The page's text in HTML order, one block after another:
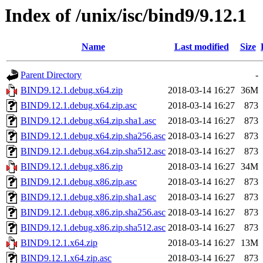
Index of /unix/isc/bind9/9.12.1
Name Last modified Size
Parent Directory
-
BIND9.12.1.debug.x64.zip
2018-03-14 16:27 36M
BIND9.12.1.debug.x64.zip.asc
2018-03-14 16:27
873
BIND9.12.1.debug.x64.zip.sha1.asc
2018-03-14 16:27
873
BIND9.12.1.debug.x64.zip.sha256.asc 2018-03-14 16:27
873
BIND9.12.1.debug.x64.zip.sha512.asc 2018-03-14 16:27
873
BIND9.12.1.debug.x86.zip
2018-03-14 16:27 34M
BIND9.12.1.debug.x86.zip.asc
2018-03-14 16:27
873
BIND9.12.1.debug.x86.zip.sha1.asc
2018-03-14 16:27
873
BIND9.12.1.debug.x86.zip.sha256.asc 2018-03-14 16:27
873
BIND9.12.1.debug.x86.zip.sha512.asc 2018-03-14 16:27
873
BIND9.12.1.x64.zip
2018-03-14 16:27
13M
BIND9.12.1.x64.zip.asc
2018-03-14 16:27
873